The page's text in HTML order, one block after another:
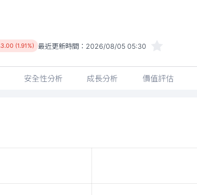
3.00 (1.91%) 最近更新時間： 2026/08/05 05:30
安全性分析 成長分析 價值評估